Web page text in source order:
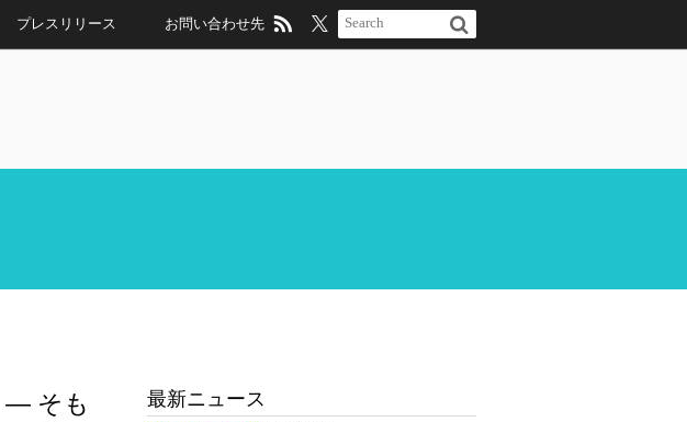
プレスリリース お問い合わせ先
― そも
最新ニュース